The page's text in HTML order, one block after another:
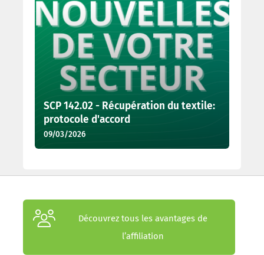
SCP 142.02 - Récupération du textile:
protocole d'accord
09/03/2026
Découvrez tous les avantages de
l’affiliation